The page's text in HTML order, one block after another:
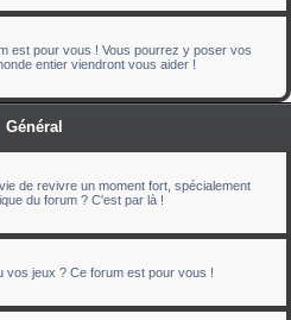
est pour vous ! Vous pourrez y poser vos
entier viendront vous aider !
Général
de revivre un moment fort, spécialement
du forum ? C'est par là !
vos jeux ? Ce forum est pour vous !